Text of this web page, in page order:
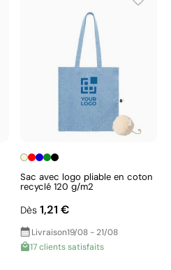
Sac avec logo pliable en coton
recyclé 120 g/m2
Dès 1,21 €
Livraison19/08 - 21/08
17 clients satisfaits